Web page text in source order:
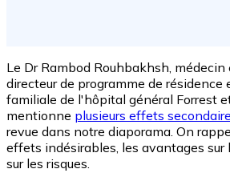
Le Dr Rambod Rouhbakhsh,
directeur de programme de résidence
familiale de l'hôpital général Forrest
mentionne plusieurs effets
revue dans notre diaporama. On
effets indésirables, les avantages
sur les risques.